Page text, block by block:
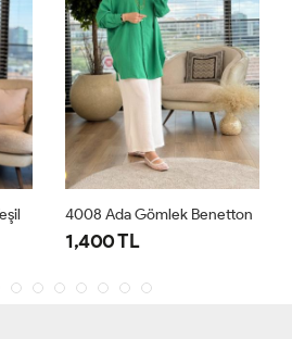
Benetton
1,000 TL